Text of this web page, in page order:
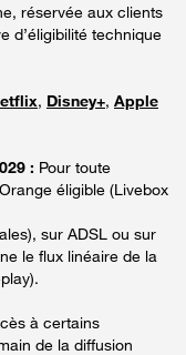
réservée aux clients
d’éligibilité technique
, Disney+, Apple
: Pour toute
éligible (Livebox
sur ADSL ou sur
le flux linéaire de la
à certains
de la diffusion